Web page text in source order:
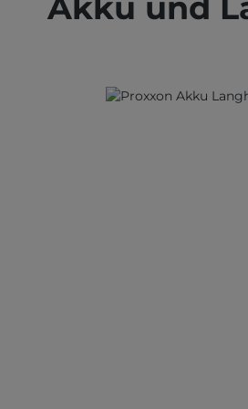
Bildergalerie überspringen